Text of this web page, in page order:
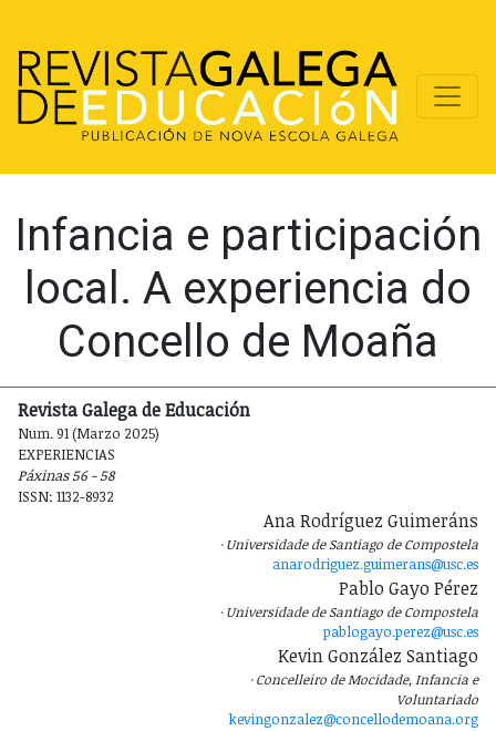
Infancia e participación
local. A experiencia do
Concello de Moaña
Revista Galega de Educación
Num. 91 (Marzo 2025)
EXPERIENCIAS
Páxinas 56 - 58
ISSN: 1132-8932
Kevin González Santiago
Concelleiro de Mocidade, Infancia e
Voluntariado
kevingonzalez@concellodemoana.org
Pablo Gayo Pérez
Universidade de Santiago de Compostela
pablogayo.perez@usc.es
Ana Rodríguez Guimeráns
Universidade de Santiago de Compostela
anarodriguez.guimerans@usc.es